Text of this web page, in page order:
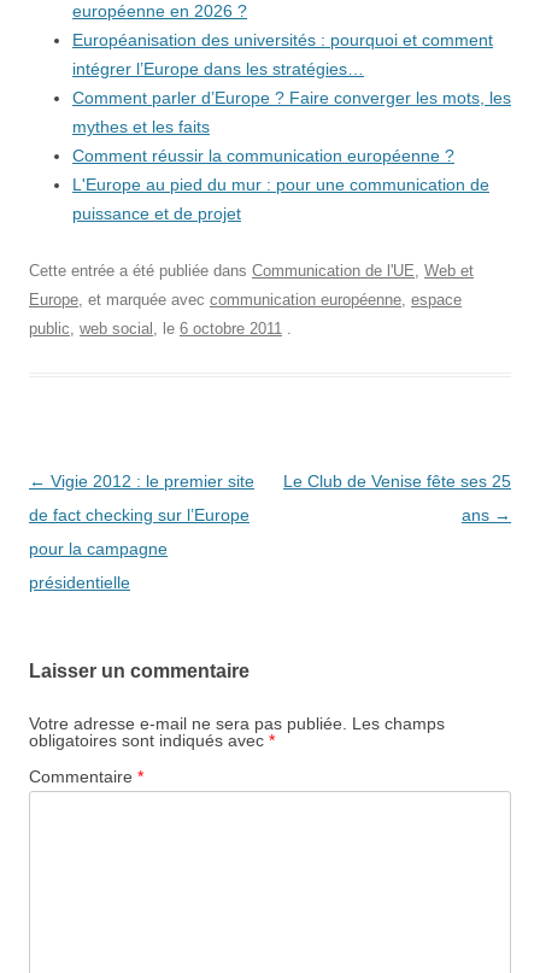
européenne en 2026 ?
Européanisation des universités : pourquoi et comment
intégrer l’Europe dans les stratégies…
Comment parler d’Europe ? Faire converger les mots, les
mythes et les faits
Comment réussir la communication européenne ?
L'Europe au pied du mur : pour une communication de
puissance et de projet
Cette entrée a été publiée dans Communication de l'UE, Web et
Europe, et marquée avec communication européenne, espace
public, web social , le 6 octobre 2011 .
Navigation
des
articles
← Vigie 2012 : le premier site
de fact checking sur l’Europe
pour la campagne
présidentielle
Le Club de Venise fête ses 25
ans →
Laisser un commentaire
Votre adresse e-mail ne sera pas publiée.
Les champs
obligatoires sont indiqués avec *
Commentaire *